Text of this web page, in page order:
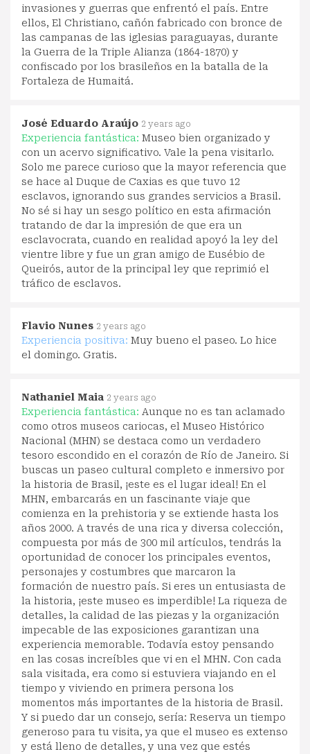
invasiones y guerras que enfrentó el país. Entre
ellos, El Christiano, cañón fabricado con bronce de
las campanas de las iglesias paraguayas, durante
la Guerra de la Triple Alianza (1864-1870) y
confiscado por los brasileños en la batalla de la
Fortaleza de Humaitá.
José Eduardo Araújo 2 years ago
Experiencia fantástica: Museo bien organizado y
con un acervo significativo. Vale la pena visitarlo.
Solo me parece curioso que la mayor referencia que
se hace al Duque de Caxias es que tuvo 12
esclavos, ignorando sus grandes servicios a Brasil.
No sé si hay un sesgo político en esta afirmación
tratando de dar la impresión de que era un
esclavocrata, cuando en realidad apoyó la ley del
vientre libre y fue un gran amigo de Eusébio de
Queirós, autor de la principal ley que reprimió el
tráfico de esclavos.
Flavio Nunes 2 years ago
Experiencia positiva: Muy bueno el paseo. Lo hice
el domingo. Gratis.
Nathaniel Maia 2 years ago
Experiencia fantástica: Aunque no es tan aclamado
como otros museos cariocas, el Museo Histórico
Nacional (MHN) se destaca como un verdadero
tesoro escondido en el corazón de Río de Janeiro. Si
buscas un paseo cultural completo e inmersivo por
la historia de Brasil, ¡este es el lugar ideal! En el
MHN, embarcarás en un fascinante viaje que
comienza en la prehistoria y se extiende hasta los
años 2000. A través de una rica y diversa colección,
compuesta por más de 300 mil artículos, tendrás la
oportunidad de conocer los principales eventos,
personajes y costumbres que marcaron la
formación de nuestro país. Si eres un entusiasta de
la historia, ¡este museo es imperdible! La riqueza de
detalles, la calidad de las piezas y la organización
impecable de las exposiciones garantizan una
experiencia memorable. Todavía estoy pensando
en las cosas increíbles que vi en el MHN. Con cada
sala visitada, era como si estuviera viajando en el
tiempo y viviendo en primera persona los
momentos más importantes de la historia de Brasil.
Y si puedo dar un consejo, sería: Reserva un tiempo
generoso para tu visita, ya que el museo es extenso
y está lleno de detalles, y una vez que estés